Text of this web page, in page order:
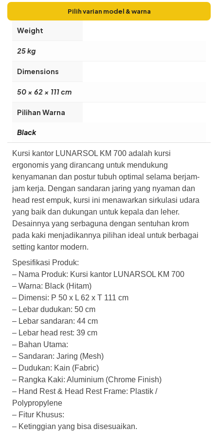
Pilih varian model & warna
Weight
25 kg
Dimensions
50 × 62 × 111 cm
Pilihan Warna
Black
Kursi kantor LUNARSOL KM 700 adalah kursi
ergonomis yang dirancang untuk mendukung
kenyamanan dan postur tubuh optimal selama berjam-
jam kerja. Dengan sandaran jaring yang nyaman dan
head rest empuk, kursi ini menawarkan sirkulasi udara
yang baik dan dukungan untuk kepala dan leher.
Desainnya yang serbaguna dengan sentuhan krom
pada kaki menjadikannya pilihan ideal untuk berbagai
setting kantor modern.
Spesifikasi Produk:
– Nama Produk: Kursi kantor LUNARSOL KM 700
– Warna: Black (Hitam)
– Dimensi: P 50 x L 62 x T 111 cm
– Lebar dudukan: 50 cm
– Lebar sandaran: 44 cm
– Lebar head rest: 39 cm
– Bahan Utama:
– Sandaran: Jaring (Mesh)
– Dudukan: Kain (Fabric)
– Rangka Kaki: Aluminium (Chrome Finish)
– Hand Rest & Head Rest Frame: Plastik /
Polypropylene
– Fitur Khusus:
– Ketinggian yang bisa disesuaikan.